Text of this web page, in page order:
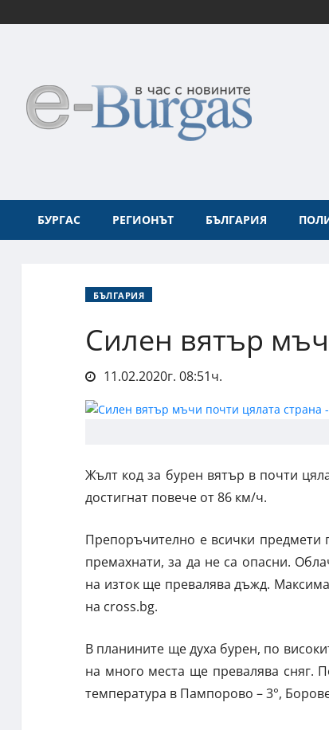
БУРГАС РЕГИОНЪТ БЪЛГАРИЯ
БЪЛГАРИЯ
Силен вятър
11.02.2020г. 08:51ч.
Жълт код за бурен вятър в почти
достигнат повече от 86 км/ч.
Препоръчително е всички предмети
премахнати, за да не са опасни.
на изток ще превалява дъжд.
на cross.bg.
В планините ще духа бурен, по
на много места ще превалява сняг.
температура в Пампорово – 3°,